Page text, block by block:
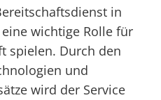
in
wichtige Rolle für
spielen. Durch den
und
wird der Service